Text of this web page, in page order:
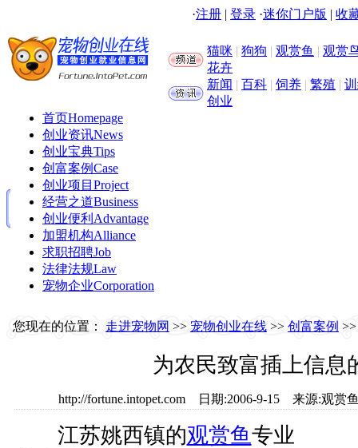
·注册 | 登录 ·迷你门户版 | 收
猫咪 | 狗狗 | 观赏鱼 | 观赏
花卉
新闻 | 百科 | 饲养 | 繁殖 |
创业
首页Homepage
创业资讯News
创业宝典Tips
创富案例Case
创业项目 Project
经营之道Business
创业便利 Advantage
加盟机构Alliance
求职招聘Job
法律法规Law
宠物企业Corporation
您现在的位置： 走进宠物网 >> 宠物创业在线 >> 创富案例
为农民致富插上信息
http://fortune.intopet.com 日期:2006-9-15 来源:观
江苏姚西镇的观赏鱼专业